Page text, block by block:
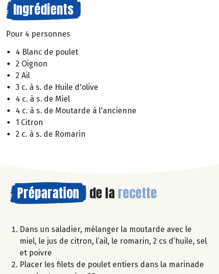
Ingrédients
Pour 4 personnes
4 Blanc de poulet
2 Oignon
2 Ail
3 c. à s. de Huile d'olive
4 c. à s. de Miel
4 c. à s. de Moutarde à l'ancienne
1 Citron
2 c. à s. de Romarin
Préparation de la recette
Dans un saladier, mélanger la moutarde avec le
miel, le jus de citron, l’ail, le romarin, 2 cs d’huile, sel
et poivre
Placer les filets de poulet entiers dans la marinade